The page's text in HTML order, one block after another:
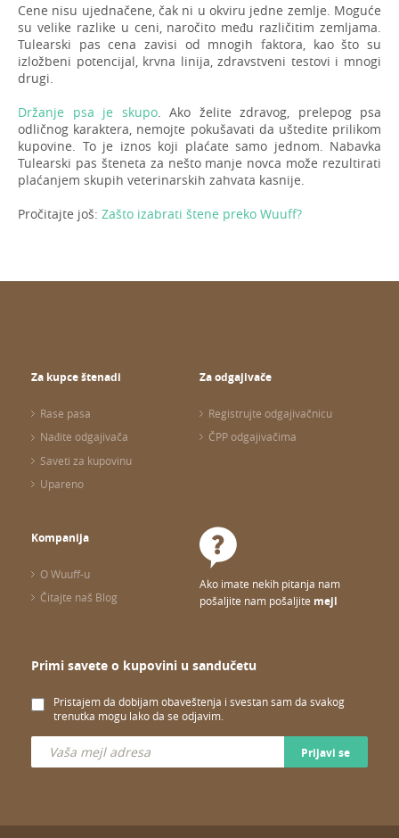
Cene nisu ujednačene, čak ni u okviru jedne zemlje. Moguće
su velike razlike u ceni, naročito među različitim zemljama.
Tulearski pas cena zavisi od mnogih faktora, kao što su
izložbeni potencijal, krvna linija, zdravstveni testovi i mnogi
drugi.
Držanje psa je skupo. Ako želite zdravog, prelepog psa
odličnog karaktera, nemojte pokušavati da uštedite prilikom
kupovine. To je iznos koji plaćate samo jednom. Nabavka
Tulearski pas šteneta za nešto manje novca može rezultirati
plaćanjem skupih veterinarskih zahvata kasnije.
Pročitajte još: Zašto izabrati štene preko Wuuff?
Za kupce štenadi
Rase pasa
Nađite odgajivača
Saveti za kupovinu
Upareno
Za odgajivače
Registrujte odgajivačnicu
ČPP odgajivačima
Kompanija
O Wuuff-u
Čitajte naš Blog
Ako imate nekih pitanja nam
pošaljite nam pošaljite mejl
Primi savete o kupovini u sandučetu
Pristajem da dobijam obaveštenja i svestan sam da svakog
trenutka mogu lako da se odjavim.
Prijavi se